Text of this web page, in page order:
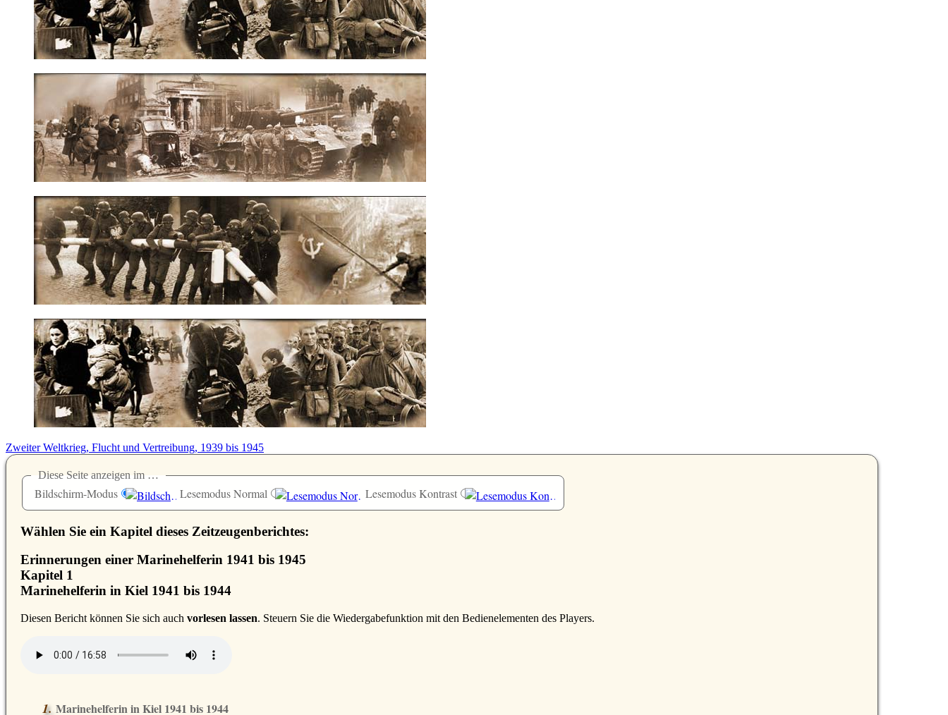
Zweiter Weltkrieg, Flucht und Vertreibung, 1939 bis 1945
Diese Seite anzeigen im …
Bildschirm-Modus Lesemodus Normal Lesemodus Kontrast
Wählen Sie ein Kapitel dieses Zeitzeugenberichtes:
Erinnerungen einer Marinehelferin 1941 bis 1945
Kapitel 1
Marinehelferin in Kiel 1941 bis 1944
Diesen Bericht können Sie sich auch vorlesen lassen. Steuern Sie die Wiedergabefunktion mit den Bedienelementen des Players.
Marinehelferin in Kiel 1941 bis 1944